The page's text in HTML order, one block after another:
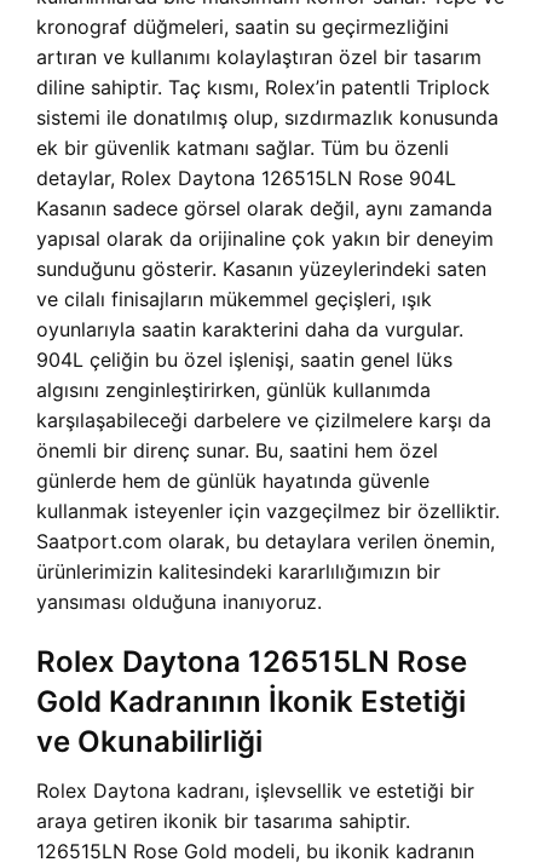
kronograf düğmeleri, saatin su geçirmezliğini
artıran ve kullanımı kolaylaştıran özel bir tasarım
diline sahiptir. Taç kısmı, Rolex’in patentli Triplock
sistemi ile donatılmış olup, sızdırmazlık konusunda
ek bir güvenlik katmanı sağlar. Tüm bu özenli
detaylar, Rolex Daytona 126515LN Rose 904L
Kasanın sadece görsel olarak değil, aynı zamanda
yapısal olarak da orijinaline çok yakın bir deneyim
sunduğunu gösterir. Kasanın yüzeylerindeki saten
ve cilalı finisajların mükemmel geçişleri, ışık
oyunlarıyla saatin karakterini daha da vurgular.
904L çeliğin bu özel işlenişi, saatin genel lüks
algısını zenginleştirirken, günlük kullanımda
karşılaşabileceği darbelere ve çizilmelere karşı da
önemli bir direnç sunar. Bu, saatini hem özel
günlerde hem de günlük hayatında güvenle
kullanmak isteyenler için vazgeçilmez bir özelliktir.
Saatport.com olarak, bu detaylara verilen önemin,
ürünlerimizin kalitesindeki kararlılığımızın bir
yansıması olduğuna inanıyoruz.
Rolex Daytona 126515LN Rose
Gold Kadranının İkonik Estetiği
ve Okunabilirliği
Rolex Daytona kadranı, işlevsellik ve estetiği bir
araya getiren ikonik bir tasarıma sahiptir.
126515LN Rose Gold modeli, bu ikonik kadranın